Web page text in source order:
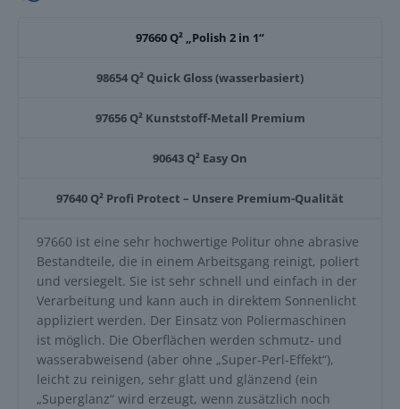
97660 Q² „Polish 2 in 1“
98654 Q² Quick Gloss (wasserbasiert)
97656 Q² Kunststoff-Metall Premium
90643 Q² Easy On
97640 Q² Profi Protect – Unsere Premium-Qualität
97660 ist eine sehr hochwertige Politur ohne abrasive
Bestandteile, die in einem Arbeitsgang reinigt, poliert
und versiegelt. Sie ist sehr schnell und einfach in der
Verarbeitung und kann auch in direktem Sonnenlicht
appliziert werden. Der Einsatz von Poliermaschinen
ist möglich. Die Oberflächen werden schmutz- und
wasserabweisend (aber ohne „Super-Perl-Effekt“),
leicht zu reinigen, sehr glatt und glänzend (ein
„Superglanz“ wird erzeugt, wenn zusätzlich noch